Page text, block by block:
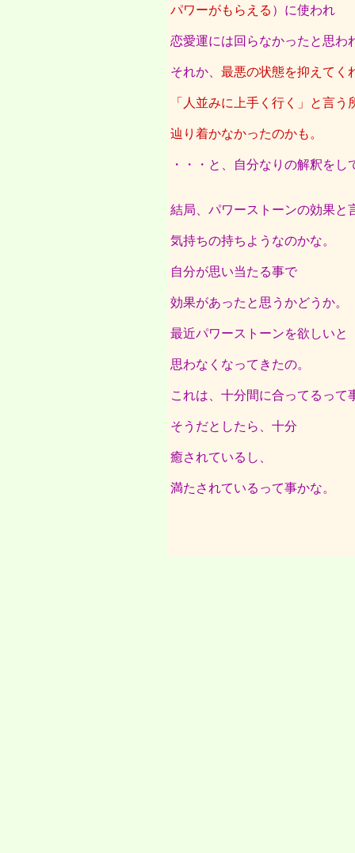
パワーがもらえる ）に使われ
恋愛運には回らなかったと思わ
それか、 最悪の状態を抑えてく
「人並みに上手く行く」と言う
辿り着かなかったのかも。
・・・と、自分なりの解釈をし
結局、パワーストーンの効果と
気持ちの持ちようなのかな。
自分が思い当たる事で
効果があったと思うかどうか。
最近パワーストーンを欲しいと
思わなくなってきたの。
これは、十分間に合ってるって
そうだとしたら、十分
癒されているし、
満たされているって事かな。